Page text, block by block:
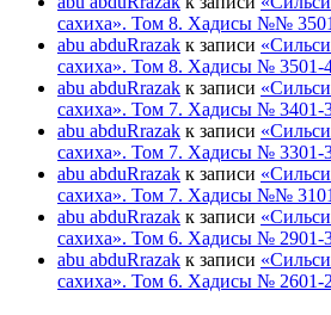
сахиха». Том 8. Хадисы №№
abu abduRrazak к записи
сахиха». Том 8. Хадисы № 3501-
abu abduRrazak к записи
сахиха». Том 7. Хадисы № 3401-
abu abduRrazak к записи
сахиха». Том 7. Хадисы № 3301-
abu abduRrazak к записи
сахиха». Том 7. Хадисы №№
abu abduRrazak к записи
сахиха». Том 6. Хадисы № 2901-
abu abduRrazak к записи
сахиха». Том 6. Хадисы № 2601-